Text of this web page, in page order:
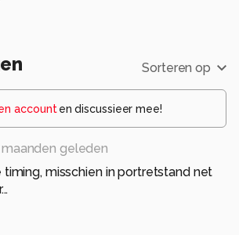
Sorteren op
account en discussieer mee!
geleden
misschien in portretstand net